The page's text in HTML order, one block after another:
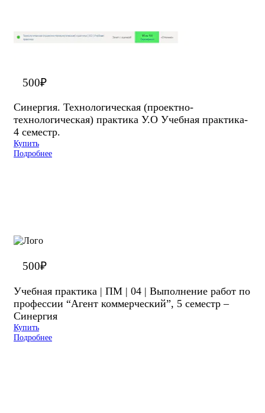
500₽
Синергия. Технологическая (проектно-
технологическая) практика У.О Учебная практика-
4 семестр.
Купить
Подробнее
500₽
Учебная практика | ПМ | 04 | Выполнение работ по
профессии “Агент коммерческий”, 5 семестр –
Синергия
Купить
Подробнее